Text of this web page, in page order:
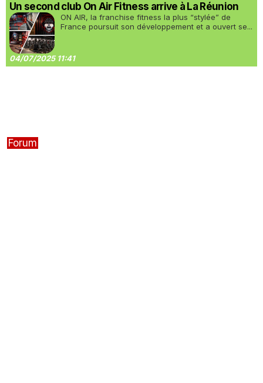
Un second club On Air Fitness arrive à La Réunion
ON AIR, la franchise fitness la plus “stylée” de
France poursuit son développement et a ouvert se...
04/07/2025 11:41
Forum